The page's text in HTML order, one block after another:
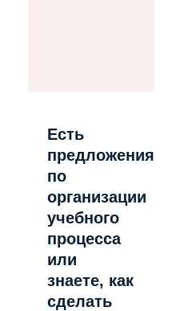
Есть
предложения
по
организации
учебного
процесса
или
знаете, как
сделать